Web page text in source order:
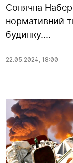
Сонячна
нормативний
будинку....
22.05.2024, 18:00